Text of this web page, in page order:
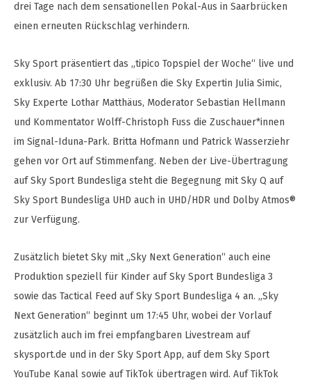
drei Tage nach dem sensationellen Pokal-Aus in Saarbrücken
einen erneuten Rückschlag verhindern.
Sky Sport präsentiert das „tipico Topspiel der Woche“ live und
exklusiv. Ab 17:30 Uhr begrüßen die Sky Expertin Julia Simic,
Sky Experte Lothar Matthäus, Moderator Sebastian Hellmann
und Kommentator Wolff-Christoph Fuss die Zuschauer*innen
im Signal-Iduna-Park. Britta Hofmann und Patrick Wasserziehr
gehen vor Ort auf Stimmenfang. Neben der Live-Übertragung
auf Sky Sport Bundesliga steht die Begegnung mit Sky Q auf
Sky Sport Bundesliga UHD auch in UHD/HDR und Dolby Atmos®
zur Verfügung.
Zusätzlich bietet Sky mit „Sky Next Generation“ auch eine
Produktion speziell für Kinder auf Sky Sport Bundesliga 3
sowie das Tactical Feed auf Sky Sport Bundesliga 4 an. „Sky
Next Generation“ beginnt um 17:45 Uhr, wobei der Vorlauf
zusätzlich auch im frei empfangbaren Livestream auf
skysport.de und in der Sky Sport App, auf dem Sky Sport
YouTube Kanal sowie auf TikTok übertragen wird. Auf TikTok